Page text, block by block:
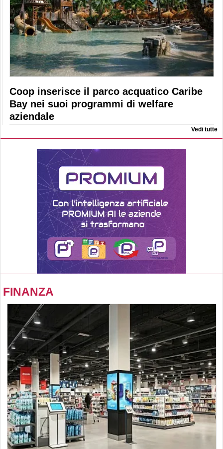
Coop inserisce il parco acquatico Caribe
Bay nei suoi programmi di welfare
aziendale
Vedi tutte
FINANZA